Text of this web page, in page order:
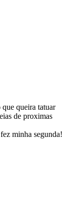
queira tatuar
de proximas
minha segunda!